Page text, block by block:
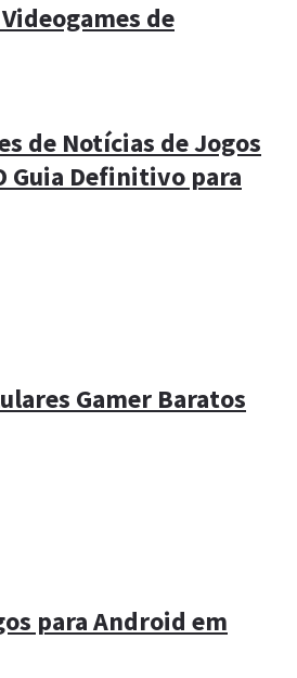
de
de Notícias de Jogos
Guia Definitivo para
Gamer Baratos
para Android em